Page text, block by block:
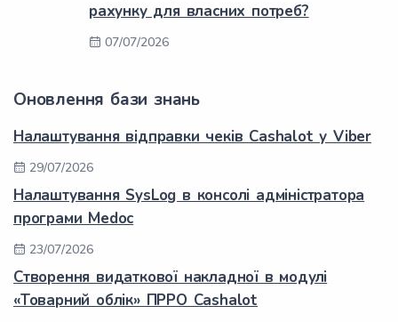
рахунку для власних потреб?
07/07/2026
Оновлення бази знань
Налаштування відправки чеків Cashalot у Viber
29/07/2026
Налаштування SysLog в консолі адміністратора
програми Medoc
23/07/2026
Створення видаткової накладної в модулі
«Товарний облік» ПРРО Cashalot